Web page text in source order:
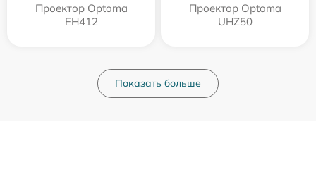
Проектор Optoma
EH412
Проектор Optoma
UHZ50
Показать больше